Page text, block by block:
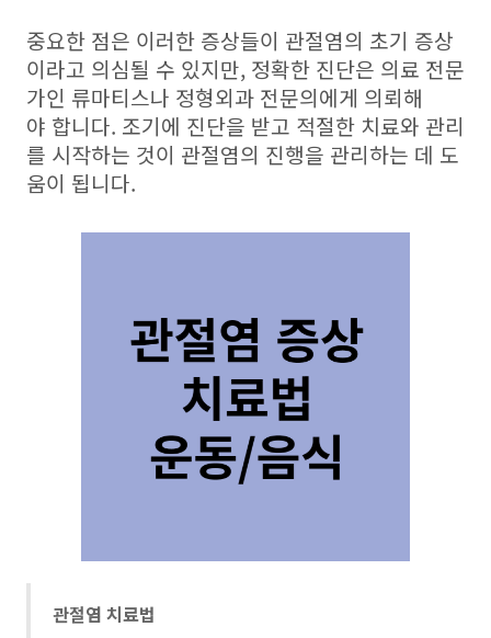
중요한 점은 이러한 증상들이 관절염의 초기 증상
이라고 의심될 수 있지만, 정확한 진단은 의료 전문
가인 류마티스나 정형외과 전문의에게 의뢰해
야 합니다. 조기에 진단을 받고 적절한 치료와 관리
를 시작하는 것이 관절염의 진행을 관리하는 데 도
움이 됩니다.
관절염 치료법